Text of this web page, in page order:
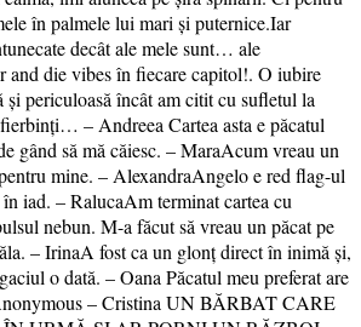
în palmele lui mari și puternice.Iar
decât ale mele sunt… ale
and die vibes în fiecare capitol!. O iubire
și periculoasă încât am citit cu sufletul la
– Andreea Cartea asta e păcatul
gând să mă căiesc. – MaraAcum vreau un
mine. – AlexandraAngelo e red flag-ul
iad. – RalucaAm terminat cartea cu
nebun. M-a făcut să vreau un păcat pe
– IrinaA fost ca un glonț direct în inimă și,
o dată. – Oana Păcatul meu preferat are
– Cristina UN BĂRBAT CARE